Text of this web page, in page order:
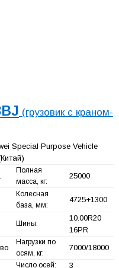
(грузовик с краном-
Special Purpose Vehicle
Полная
масса, кг:
25000
Колесная
база, мм:
4725+1300
Шины:
10.00R20
16PR
Нагрузки по
осям, кг:
7000/18000
Число осей: 3